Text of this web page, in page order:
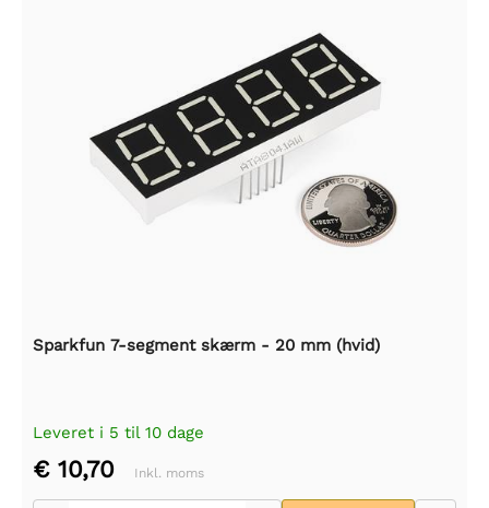
Sparkfun 7-segment skærm - 20 mm (hvid)
Leveret i 5 til 10 dage
€ 10,70 Inkl. moms